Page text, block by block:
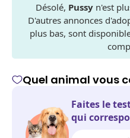
Désolé, Pussyn'est
D'autres annonces
plus bas, sont
Quel animal vous
Faites le
qui